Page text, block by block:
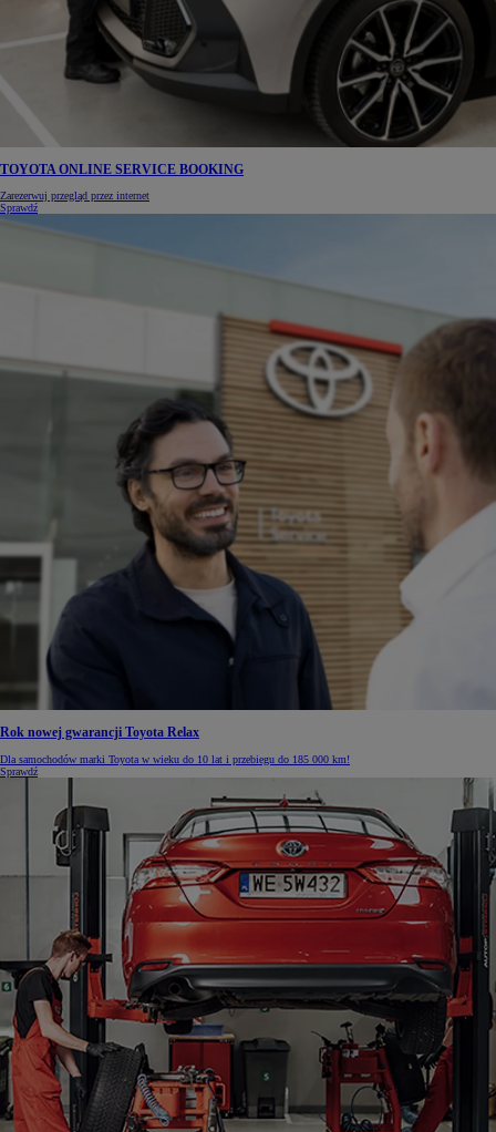
TOYOTA ONLINE SERVICE BOOKING
Zarezerwuj przegląd przez internet
Sprawdź
Rok nowej gwarancji Toyota Relax
Dla samochodów marki Toyota w wieku do 10 lat i przebiegu do 185 000 km!
Sprawdź